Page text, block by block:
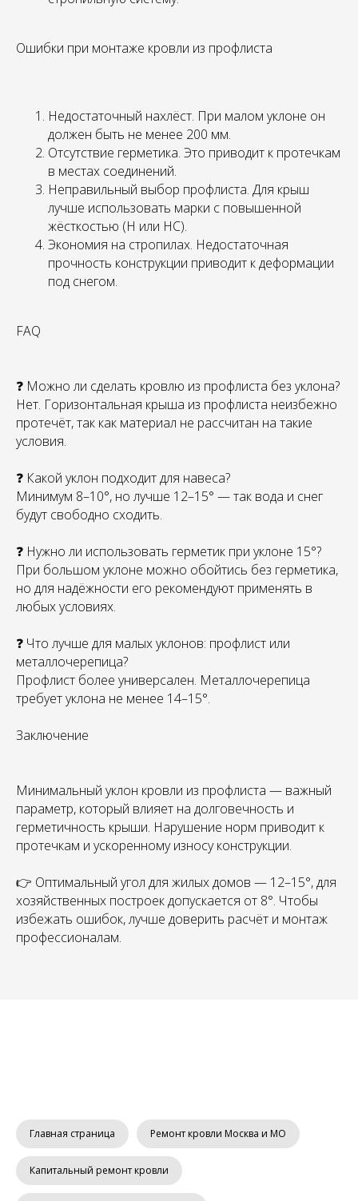
Ошибки при монтаже кровли из профлиста
Недостаточный нахлёст. При малом уклоне он
должен быть не менее 200 мм.
Отсутствие герметика. Это приводит к протечкам
в местах соединений.
Неправильный выбор профлиста. Для крыш
лучше использовать марки с повышенной
жёсткостью (Н или НС).
Экономия на стропилах. Недостаточная
прочность конструкции приводит к деформации
под снегом.
FAQ
❓ Можно ли сделать кровлю из профлиста без уклона?
Нет. Горизонтальная крыша из профлиста неизбежно
протечёт, так как материал не рассчитан на такие
условия.
❓ Какой уклон подходит для навеса?
Минимум 8–10°, но лучше 12–15° — так вода и снег
будут свободно сходить.
❓ Нужно ли использовать герметик при уклоне 15°?
При большом уклоне можно обойтись без герметика,
но для надёжности его рекомендуют применять в
любых условиях.
❓ Что лучше для малых уклонов: профлист или
металлочерепица?
Профлист более универсален. Металлочерепица
требует уклона не менее 14–15°.
Заключение
Минимальный уклон кровли из профлиста — важный
параметр, который влияет на долговечность и
герметичность крыши. Нарушение норм приводит к
протечкам и ускоренному износу конструкции.
👉 Оптимальный угол для жилых домов — 12–15°, для
хозяйственных построек допускается от 8°. Чтобы
избежать ошибок, лучше доверить расчёт и монтаж
профессионалам.
Главная страница Ремонт кровли Москва и МО
Капитальный ремонт кровли